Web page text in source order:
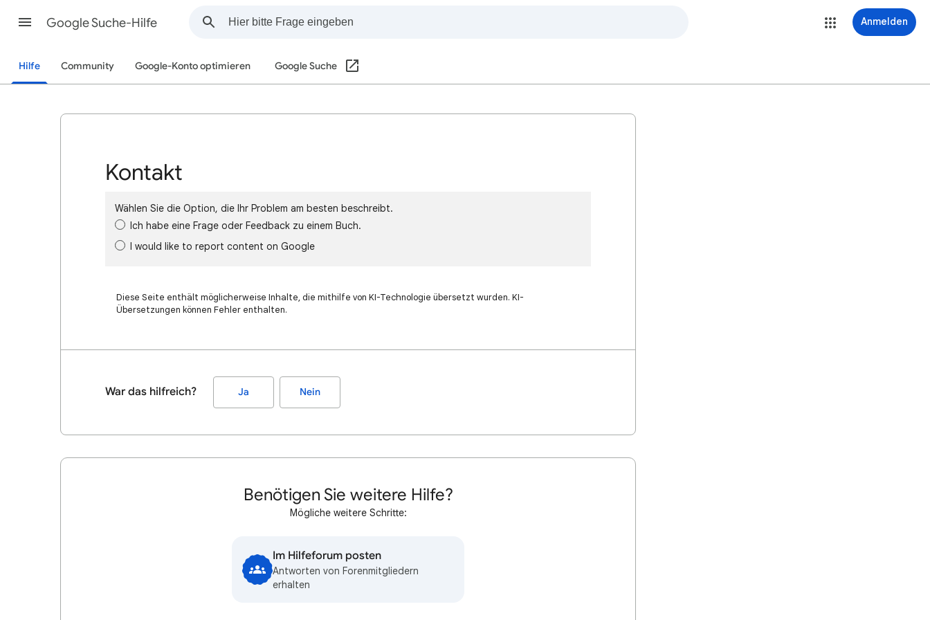
Google Suche-Hilfe Anmelden
Hilfe Community Google-Konto optimieren Google Suche
Kontakt
Wählen Sie die Option, die Ihr Problem am besten beschreibt.
Ich habe eine Frage oder Feedback zu einem Buch.
I would like to report content on Google
Diese Seite enthält möglicherweise Inhalte, die mithilfe von KI-Technologie übersetzt wurden. KI-
Übersetzungen können Fehler enthalten.
War das hilfreich? Ja Nein
Benötigen Sie weitere Hilfe?
Mögliche weitere Schritte:
Im Hilfeforum posten
Antworten von Forenmitgliedern
erhalten